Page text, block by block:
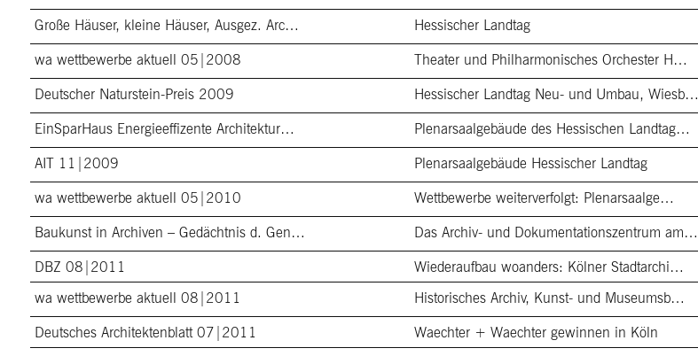
Große Häuser, kleine Häuser, Ausgez. Arc…
Hessischer Landtag
wa wettbewerbe aktuell 05|2008
Theater und Philharmonisches Orchester H…
Deutscher Naturstein-Preis 2009
Hessischer Landtag Neu- und Umbau, Wiesb…
EinSparHaus Energieeffizente Architektur…
Plenarsaalgebäude des Hessischen Landtag…
AIT 11|2009
Plenarsaalgebäude Hessischer Landtag
wa wettbewerbe aktuell 05|2010
Wettbewerbe weiterverfolgt: Plenarsaalge…
Baukunst in Archiven – Gedächtnis d. Gen…
Das Archiv- und Dokumentationszentrum am…
DBZ 08|2011
Wiederaufbau woanders: Kölner Stadtarchi…
wa wettbewerbe aktuell 08|2011
Historisches Archiv, Kunst- und Museumsb…
Deutsches Architektenblatt 07|2011
Waechter + Waechter gewinnen in Köln